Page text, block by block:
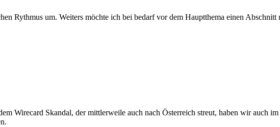
Rythmus um. Weiters möchte ich bei bedarf vor dem Hauptthema einen
Wirecard Skandal, der mittlerweile auch nach Österreich streut, haben wir auch